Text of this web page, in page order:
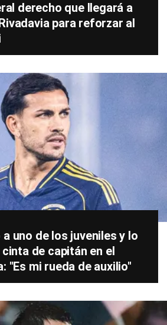
derecho que llegará a
para reforzar al
uno de los juveniles y lo
de capitán en el
"Es mi rueda de auxilio"